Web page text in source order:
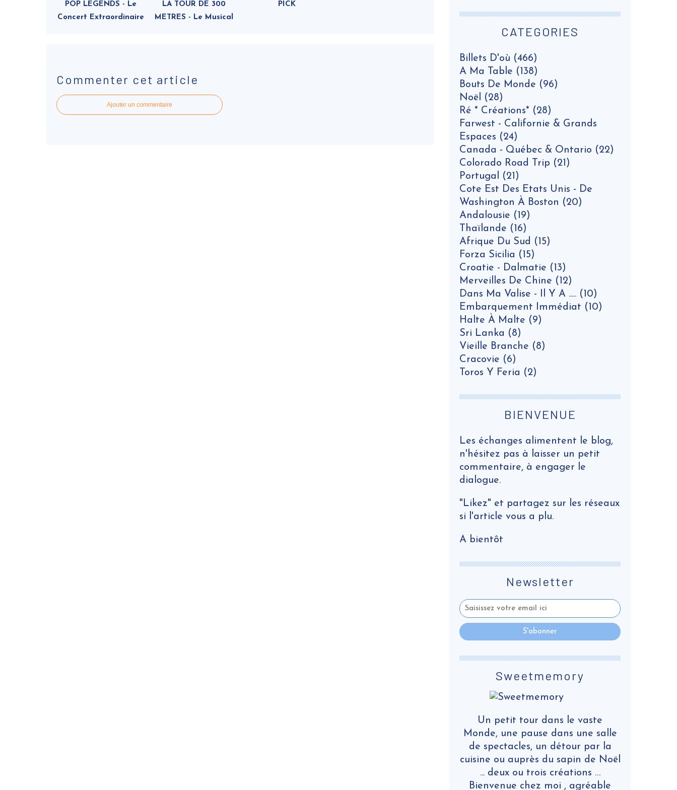
POP LEGENDS - Le
Concert Extraordinaire
LA TOUR DE 300
METRES - Le Musical
PICK
Commenter cet article
Ajouter un commentaire
Newsletter
CATEGORIES
Billets D'où (466)
A Ma Table (138)
Bouts De Monde (96)
Noël (28)
Ré * Créations* (28)
Farwest - Californie & Grands
Espaces (24)
Canada - Québec & Ontario (22)
Colorado Road Trip (21)
Portugal (21)
Cote Est Des Etats Unis - De
Washington À Boston (20)
Andalousie (19)
Thaïlande (16)
Afrique Du Sud (15)
Forza Sicilia (15)
Croatie - Dalmatie (13)
Merveilles De Chine (12)
Dans Ma Valise - Il Y A ..... (10)
Embarquement Immédiat (10)
Halte À Malte (9)
Sri Lanka (8)
Vieille Branche (8)
Cracovie (6)
Toros Y Feria (2)
Sweetmemory
Un petit tour dans le vaste
Monde, une pause dans une salle
de spectacles, un détour par la
cuisine ou auprès du sapin de Noël
... deux ou trois créations …
Bienvenue chez moi , agréable
BIENVENUE
Les échanges alimentent le blog,
n'hésitez pas à laisser un petit
commentaire, à engager le
dialogue.
"Likez" et partagez sur les réseaux
si l'article vous a plu.
A bientôt